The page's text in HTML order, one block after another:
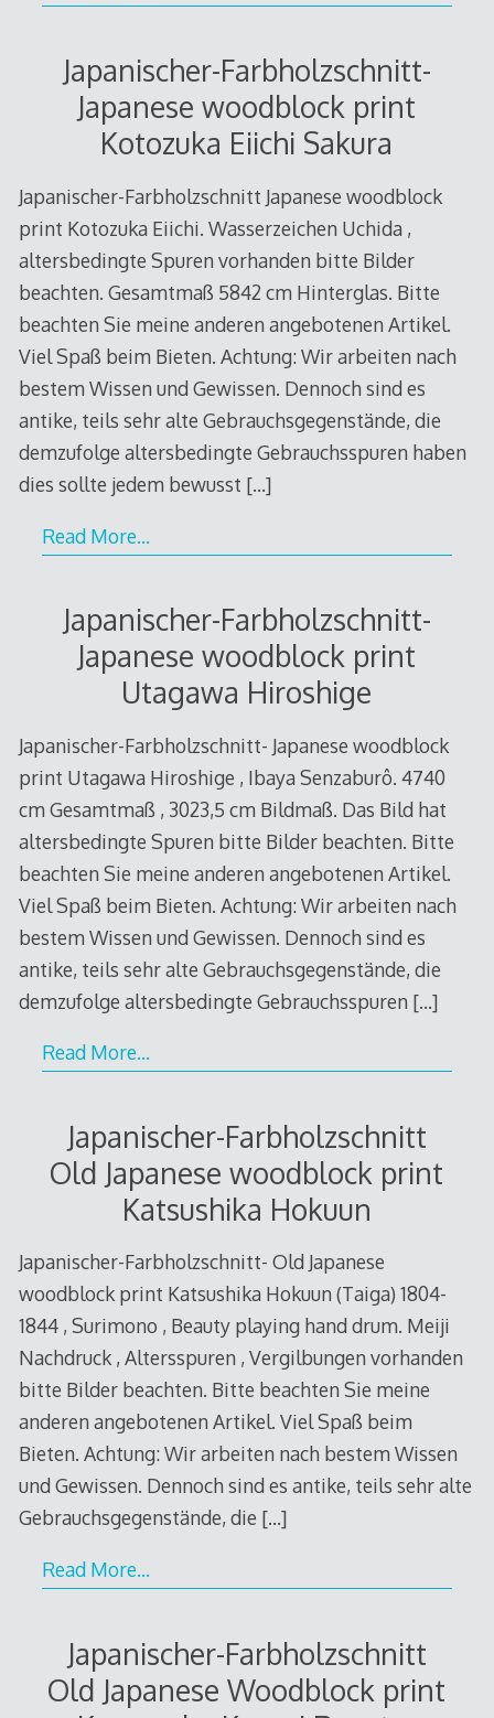
Japanischer-Farbholzschnitt-
Japanese woodblock print
Kotozuka Eiichi Sakura
Japanischer-Farbholzschnitt Japanese woodblock
print Kotozuka Eiichi. Wasserzeichen Uchida ,
altersbedingte Spuren vorhanden bitte Bilder
beachten. Gesamtmaß 5842 cm Hinterglas. Bitte
beachten Sie meine anderen angebotenen Artikel.
Viel Spaß beim Bieten. Achtung: Wir arbeiten nach
bestem Wissen und Gewissen. Dennoch sind es
antike, teils sehr alte Gebrauchsgegenstände, die
demzufolge altersbedingte Gebrauchsspuren haben
dies sollte jedem bewusst […]
Read More…
Japanischer-Farbholzschnitt-
Japanese woodblock print
Utagawa Hiroshige
Japanischer-Farbholzschnitt- Japanese woodblock
print Utagawa Hiroshige , Ibaya Senzaburô. 4740
cm Gesamtmaß , 3023,5 cm Bildmaß. Das Bild hat
altersbedingte Spuren bitte Bilder beachten. Bitte
beachten Sie meine anderen angebotenen Artikel.
Viel Spaß beim Bieten. Achtung: Wir arbeiten nach
bestem Wissen und Gewissen. Dennoch sind es
antike, teils sehr alte Gebrauchsgegenstände, die
demzufolge altersbedingte Gebrauchsspuren […]
Read More…
Japanischer-Farbholzschnitt
Old Japanese woodblock print
Katsushika Hokuun
Japanischer-Farbholzschnitt- Old Japanese
woodblock print Katsushika Hokuun (Taiga) 1804-
1844 , Surimono , Beauty playing hand drum. Meiji
Nachdruck , Altersspuren , Vergilbungen vorhanden
bitte Bilder beachten. Bitte beachten Sie meine
anderen angebotenen Artikel. Viel Spaß beim
Bieten. Achtung: Wir arbeiten nach bestem Wissen
und Gewissen. Dennoch sind es antike, teils sehr alte
Gebrauchsgegenstände, die […]
Read More…
Japanischer-Farbholzschnitt
Old Japanese Woodblock print